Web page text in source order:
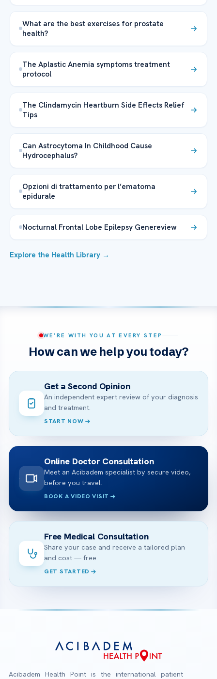
What are the best exercises for prostate
health?
The Aplastic Anemia symptoms treatment
protocol
The Clindamycin Heartburn Side Effects Relief
Tips
Can Astrocytoma In Childhood Cause
Hydrocephalus?
Opzioni di trattamento per l’ematoma
epidurale
Nocturnal Frontal Lobe Epilepsy Genereview
Explore the Health Library →
WE’RE WITH YOU AT EVERY STEP
How can we help you today?
Get a Second Opinion
An independent expert review of your diagnosis
and treatment.
START NOW
Online Doctor Consultation
Meet an Acibadem specialist by secure video,
before you travel.
BOOK A VIDEO VISIT
Free Medical Consultation
Share your case and receive a tailored plan
and cost — free.
GET STARTED
Acibadem Health Point is the international patient